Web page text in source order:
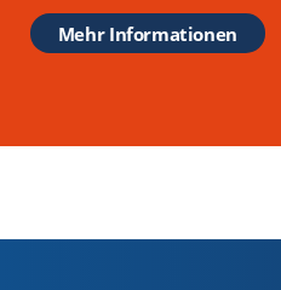
Mehr Informationen